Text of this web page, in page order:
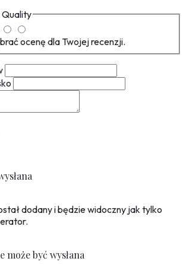
Quality
ocenę dla Twojej recenzji.
dodany i będzie widoczny jak tylko
może być wysłana